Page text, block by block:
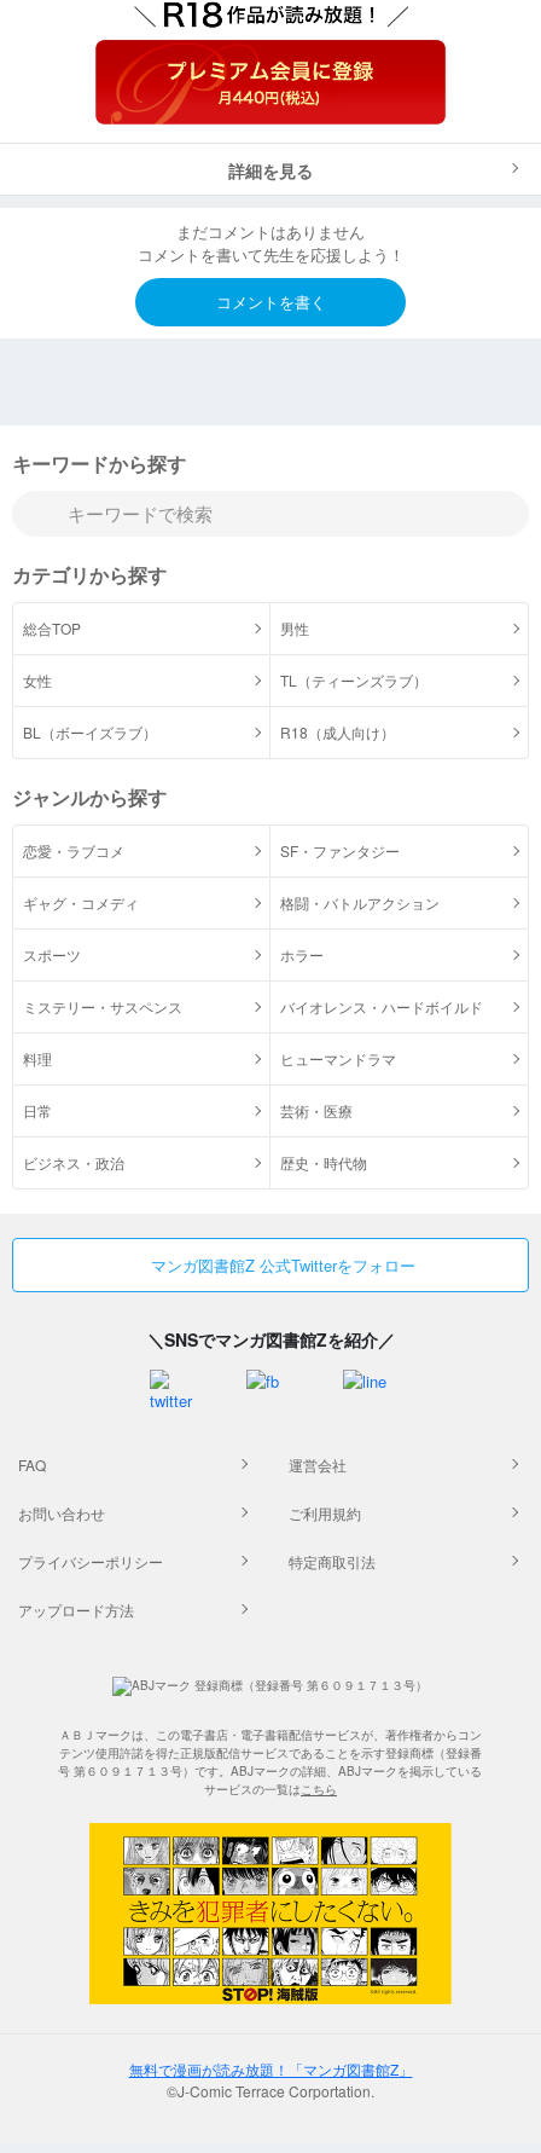
詳細を見る
まだコメントはありません
コメントを書いて先生を応援しよう！
コメントを書く
キーワードから探す
カテゴリから探す
総合TOP 男性
女性 TL（ティーンズラブ）
BL（ボーイズラブ） R18（成人向け）
ジャンルから探す
恋愛・ラブコメ SF・ファンタジー
ギャグ・コメディ 格闘・バトルアクション
スポーツ ホラー
ミステリー・サスペンス バイオレンス・ハードボイルド
料理 ヒューマンドラマ
日常 芸術・医療
ビジネス・政治 歴史・時代物
マンガ図書館Z 公式Twitterをフォロー
＼SNSでマンガ図書館Zを紹介／
FAQ 運営会社
お問い合わせ ご利用規約
プライバシーポリシー 特定商取引法
アップロード方法
ＡＢＪマークは、この電子書店・電子書籍配信サービスが、著作権者からコン
テンツ使用許諾を得た正規版配信サービスであることを示す登録商標（登録番
号 第６０９１７１３号）です。ABJマークの詳細、ABJマークを掲示している
サービスの一覧はこちら
無料で漫画が読み放題！「マンガ図書館Z」
©J-Comic Terrace Corportation.